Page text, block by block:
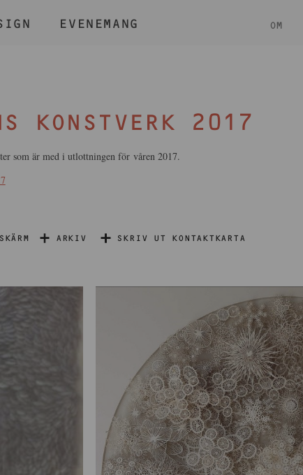
EVENEMANG OM
KONSTVERK 2017
som är med i utlottningen för våren 2017.
ARKIV SKRIV UT KONTAKTKARTA